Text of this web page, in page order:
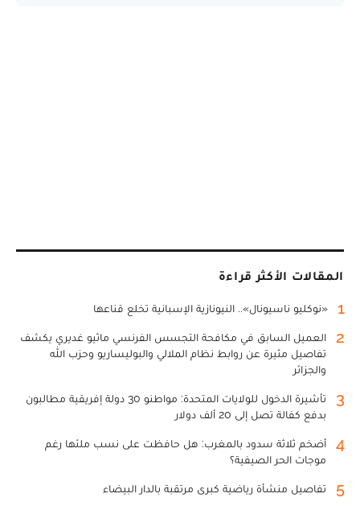
المقالات الأكثر قراءة
1 «نوكليو ناسيونال».. النيونازية الإسبانية تخلع قناعها
2
العميل السابق في مكافحة التجسس الفرنسي ماثيو غديري يكشف
تفاصيل مثيرة عن روابط نظام الملالي والبوليساريو وحزب الله
والجزائر
3
تأشيرة الدخول للولايات المتحدة: مواطنو 30 دولة إفريقية مطالبون
بدفع كفالة تصل إلى 20 ألف دولار
4
أضخم ثلاثة سدود بالمغرب: هل حافظت على نسب ملئها رغم
موجات الحر الصيفية؟
5 تفاصيل منشأة رياضية كبرى مرتقبة بالدار البيضاء